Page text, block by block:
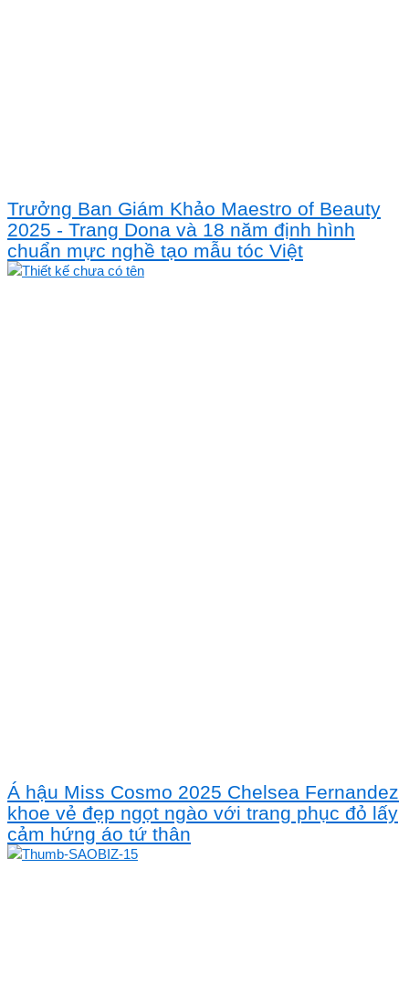
Trưởng Ban Giám Khảo Maestro of Beauty
2025 - Trang Dona và 18 năm định hình
chuẩn mực nghề tạo mẫu tóc Việt
Á hậu Miss Cosmo 2025 Chelsea Fernandez
khoe vẻ đẹp ngọt ngào với trang phục đỏ lấy
cảm hứng áo tứ thân